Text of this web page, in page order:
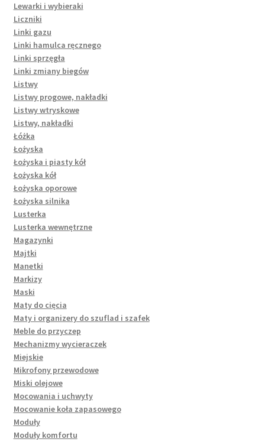
Lewarki i wybieraki
Liczniki
Linki gazu
Linki hamulca ręcznego
Linki sprzęgła
Linki zmiany biegów
Listwy
Listwy progowe, nakładki
Listwy wtryskowe
Listwy, nakładki
Łóżka
Łożyska
Łożyska i piasty kół
Łożyska kół
Łożyska oporowe
Łożyska silnika
Lusterka
Lusterka wewnętrzne
Magazynki
Majtki
Manetki
Markizy
Maski
Maty do cięcia
Maty i organizery do szuflad i szafek
Meble do przyczep
Mechanizmy wycieraczek
Miejskie
Mikrofony przewodowe
Miski olejowe
Mocowania i uchwyty
Mocowanie koła zapasowego
Moduły
Moduły komfortu